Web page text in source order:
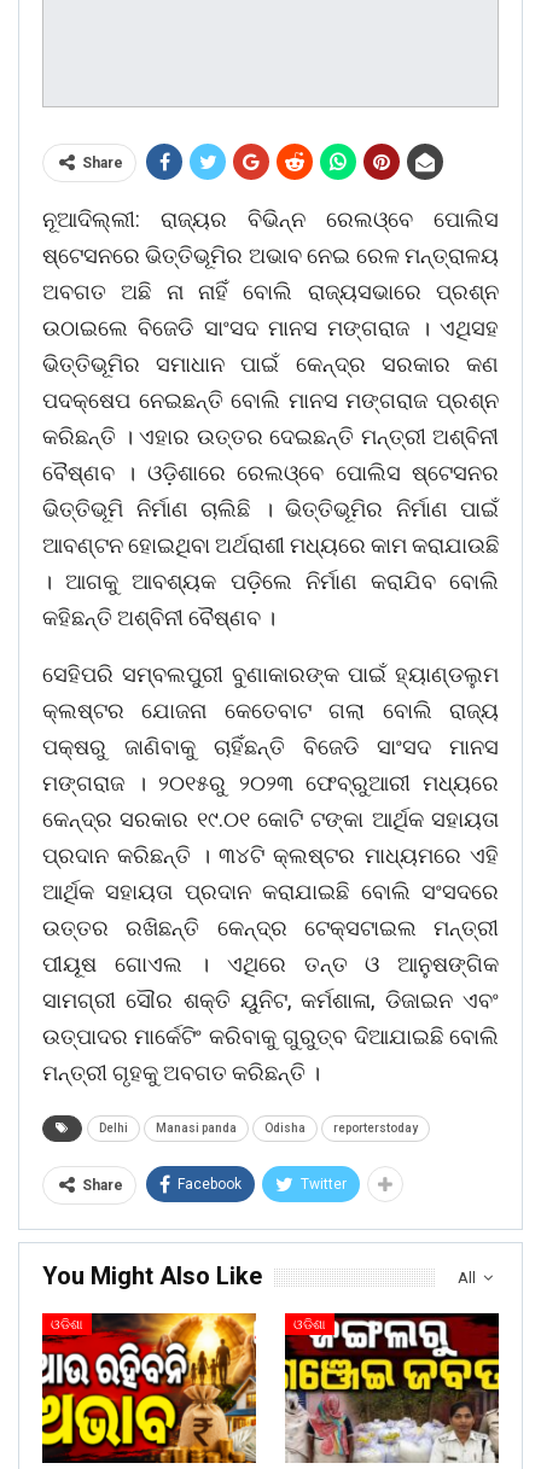
Share
ନୂଆଦିଲ୍ଲୀ: ରାଜ୍ୟର ବିଭିନ୍ନ ରେଲଓ୍ବେ ପୋଲିସ
ଷ୍ଟେସନରେ ଭିତ୍ତିଭୂମିର ଅଭାବ ନେଇ ରେଳ ମନ୍ତ୍ରାଳୟ
ଅବଗତ ଅଛି ନା ନାହିଁ ବୋଲି ରାଜ୍ୟସଭାରେ ପ୍ରଶ୍ନ
ଉଠାଇଲେ ବିଜେଡି ସାଂସଦ ମାନସ ମଙ୍ଗରାଜ । ଏଥିସହ
ଭିତ୍ତିଭୂମିର ସମାଧାନ ପାଇଁ କେନ୍ଦ୍ର ସରକାର କଣ
ପଦକ୍ଷେପ ନେଇଛନ୍ତି ବୋଲି ମାନସ ମଙ୍ଗରାଜ ପ୍ରଶ୍ନ
କରିଛନ୍ତି । ଏହାର ଉତ୍ତର ଦେଇଛନ୍ତି ମନ୍ତ୍ରୀ ଅଶ୍ବିନୀ
ବୈଷ୍ଣବ । ଓଡ଼ିଶାରେ ରେଲଓ୍ବେ ପୋଲିସ ଷ୍ଟେସନର
ଭିତ୍ତିଭୂମି ନିର୍ମାଣ ଚାଲିଛି । ଭିତ୍ତିଭୂମିର ନିର୍ମାଣ ପାଇଁ
ଆବଣ୍ଟନ ହୋଇଥିବା ଅର୍ଥରାଶୀ ମଧ୍ୟରେ କାମ କରାଯାଉଛି
। ଆଗକୁ ଆବଶ୍ୟକ ପଡ଼ିଲେ ନିର୍ମାଣ କରାଯିବ ବୋଲି
କହିଛନ୍ତି ଅଶ୍ବିନୀ ବୈଷ୍ଣବ ।
ସେହିପରି ସମ୍ବଲପୁରୀ ବୁଣାକାରଙ୍କ ପାଇଁ ହ୍ୟାଣ୍ଡଲୁମ
କ୍ଲଷ୍ଟର ଯୋଜନା କେତେବାଟ ଗଲା ବୋଲି ରାଜ୍ୟ
ପକ୍ଷରୁ ଜାଣିବାକୁ ଚାହିଁଛନ୍ତି ବିଜେଡି ସାଂସଦ ମାନସ
ମଙ୍ଗରାଜ । ୨୦୧୫ରୁ ୨୦୨୩ ଫେବ୍ରୁଆରୀ ମଧ୍ୟରେ
କେନ୍ଦ୍ର ସରକାର ୧୯.୦୧ କୋଟି ଟଙ୍କା ଆର୍ଥିକ ସହାୟତା
ପ୍ରଦାନ କରିଛନ୍ତି । ୩୪ଟି କ୍ଲଷ୍ଟର ମାଧ୍ୟମରେ ଏହି
ଆର୍ଥିକ ସହାୟତା ପ୍ରଦାନ କରାଯାଇଛି ବୋଲି ସଂସଦରେ
ଉତ୍ତର ରଖିଛନ୍ତି କେନ୍ଦ୍ର ଟେକ୍ସଟାଇଲ ମନ୍ତ୍ରୀ
ପୀୟୂଷ ଗୋଏଲ । ଏଥିରେ ତନ୍ତ ଓ ଆନୁଷଙ୍ଗିକ
ସାମଗ୍ରୀ ସୌର ଶକ୍ତି ୟୁନିଟ, କର୍ମଶାଳା, ଡିଜାଇନ ଏବଂ
ଉତ୍ପାଦର ମାର୍କେଟିଂ କରିବାକୁ ଗୁରୁତ୍ବ ଦିଆଯାଇଛି ବୋଲି
ମନ୍ତ୍ରୀ ଗୃହକୁ ଅବଗତ କରିଛନ୍ତି ।
Delhi Manasi panda Odisha reporterstoday
Share Facebook Twitter
All
You Might Also Like
ଓଡିଶା ଓଡିଶା